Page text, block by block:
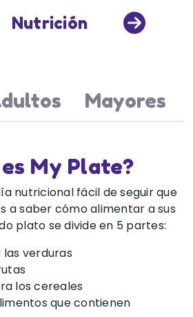
Nutrición
Mayores
My Plate?
nutricional fácil de seguir que
a saber cómo alimentar a sus
plato se divide en 5 partes:
verduras
los cereales
que contienen